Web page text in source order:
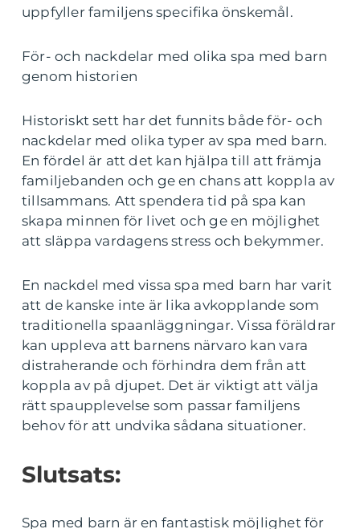
uppfyller familjens specifika önskemål.
För- och nackdelar med olika spa med barn
genom historien
Historiskt sett har det funnits både för- och
nackdelar med olika typer av spa med barn.
En fördel är att det kan hjälpa till att främja
familjebanden och ge en chans att koppla av
tillsammans. Att spendera tid på spa kan
skapa minnen för livet och ge en möjlighet
att släppa vardagens stress och bekymmer.
En nackdel med vissa spa med barn har varit
att de kanske inte är lika avkopplande som
traditionella spaanläggningar. Vissa föräldrar
kan uppleva att barnens närvaro kan vara
distraherande och förhindra dem från att
koppla av på djupet. Det är viktigt att välja
rätt spaupplevelse som passar familjens
behov för att undvika sådana situationer.
Slutsats:
Spa med barn är en fantastisk möjlighet för